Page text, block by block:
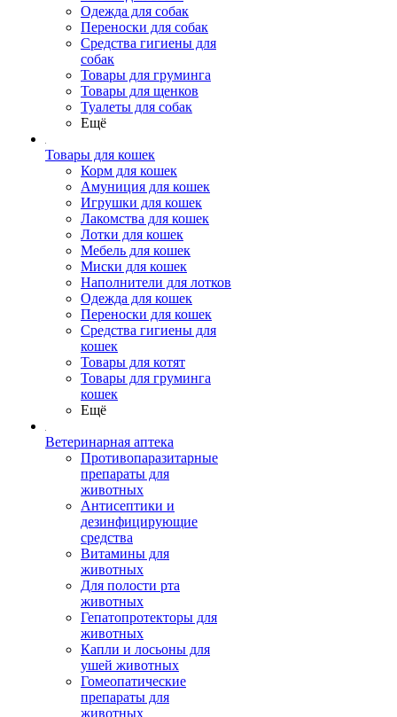
Одежда для собак
Переноски для собак
Средства гигиены для
собак
Товары для груминга
Товары для щенков
Туалеты для собак
Ещё
Товары для кошек
Корм для кошек
Амуниция для кошек
Игрушки для кошек
Лакомства для кошек
Лотки для кошек
Мебель для кошек
Миски для кошек
Наполнители для лотков
Одежда для кошек
Переноски для кошек
Средства гигиены для
кошек
Товары для котят
Товары для груминга
кошек
Ещё
Ветеринарная аптека
Противопаразитарные
препараты для
животных
Антисептики и
дезинфицирующие
средства
Витамины для
животных
Для полости рта
животных
Гепатопротекторы для
животных
Капли и лосьоны для
ушей животных
Гомеопатические
препараты для
животных